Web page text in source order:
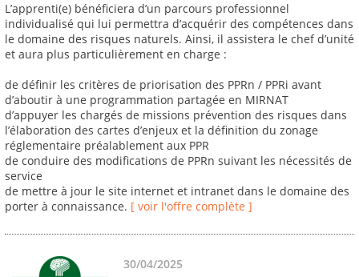
L’apprenti(e) bénéficiera d’un parcours professionnel
individualisé qui lui permettra d’acquérir des compétences dans
le domaine des risques naturels. Ainsi, il assistera le chef d’unité
et aura plus particulièrement en charge :
de définir les critères de priorisation des PPRn / PPRi avant
d’aboutir à une programmation partagée en MIRNAT
d’appuyer les chargés de missions prévention des risques dans
l’élaboration des cartes d’enjeux et la définition du zonage
réglementaire préalablement aux PPR
de conduire des modifications de PPRn suivant les nécessités de
service
de mettre à jour le site internet et intranet dans le domaine des
porter à connaissance. [ voir l'offre complète ]
30/04/2025